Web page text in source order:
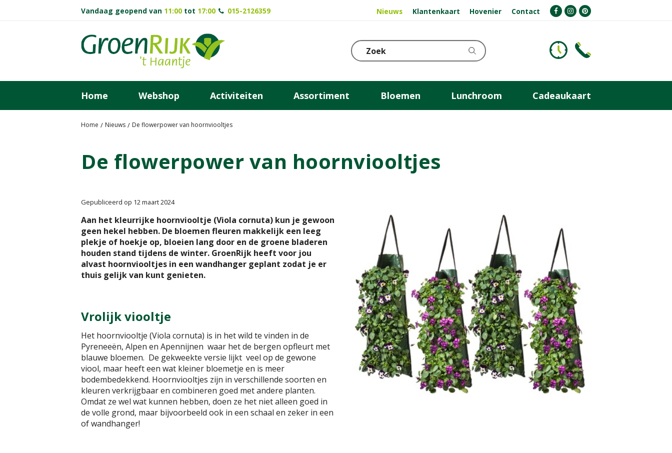
Home Nieuws De flowerpower van hoornviooltjes
Vandaag geopend van 11:00 tot 17:00 015-2126359 Nieuws Klantenkaart Hovenier Contact
Home Webshop Activiteiten Assortiment Bloemen Lunchroom Cadeaukaart
De flowerpower van hoornviooltjes
Gepubliceerd op 12 maart 2024
Aan het kleurrijke hoornviooltje (Viola cornuta) kun je gewoon
geen hekel hebben. De bloemen fleuren makkelijk een leeg
plekje of hoekje op, bloeien lang door en de groene bladeren
houden stand tijdens de winter. GroenRijk heeft voor jou
alvast hoornviooltjes in een wandhanger geplant zodat je er
thuis gelijk van kunt genieten.
Vrolijk viooltje
Het hoornviooltje (Viola cornuta) is in het wild te vinden in de
Pyreneeën, Alpen en Apennijnen waar het de bergen opfleurt met
blauwe bloemen. De gekweekte versie lijkt veel op de gewone
viool, maar heeft een wat kleiner bloemetje en is meer
bodembedekkend. Hoornviooltjes zijn in verschillende soorten en
kleuren verkrijgbaar en combineren goed met andere planten.
Omdat ze wel wat kunnen hebben, doen ze het niet alleen goed in
de volle grond, maar bijvoorbeeld ook in een schaal en zeker in een
of wandhanger!